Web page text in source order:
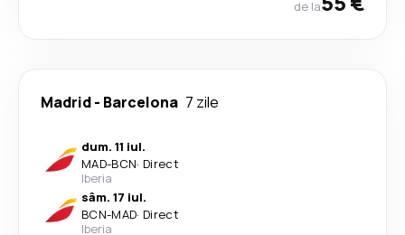
de la
Madrid- Barcelona 7 zile
dum. 11 iul.
MAD-BCN· Direct
Iberia
sâm. 17 iul.
BCN-MAD· Direct
Iberia